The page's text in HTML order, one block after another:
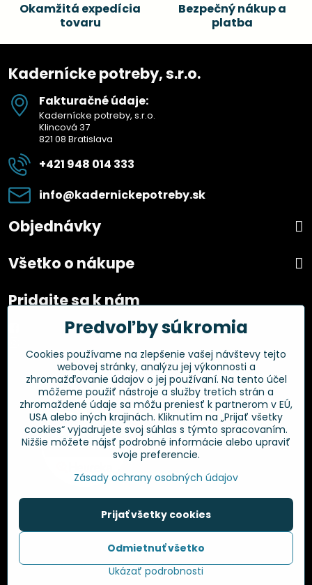
Okamžitá expedícia
tovaru
Bezpečný nákup a
platba
Kadernícke potreby, s.r.o.
Fakturačné údaje:
Kadernícke potreby, s.r.o.
Klincová 37
821 08 Bratislava
+421 948 014 333
info​@kadernickepotreby​.sk
Objednávky
Všetko o nákupe
Pridajte sa k nám
Facebook
Overené zákazníkmi
©2026Copyright
Predvoľby súkromiaZásady ochrany osobných údajov
Vytvorené pomocou:BiznisWeb.sk
Predvoľby súkromia
Cookies používame na zlepšenie vašej návštevy tejto
webovej stránky, analýzu jej výkonnosti a
zhromažďovanie údajov o jej používaní. Na tento účel
môžeme použiť nástroje a služby tretích strán a
zhromaždené údaje sa môžu preniesť k partnerom v EÚ,
USA alebo iných krajinách. Kliknutím na „Prijať všetky
cookies“ vyjadrujete svoj súhlas s týmto spracovaním.
Nižšie môžete nájsť podrobné informácie alebo upraviť
svoje preferencie.
Zásady ochrany osobných údajov
Ukázať podrobnosti
Prijať všetky cookies
Odmietnuť všetko